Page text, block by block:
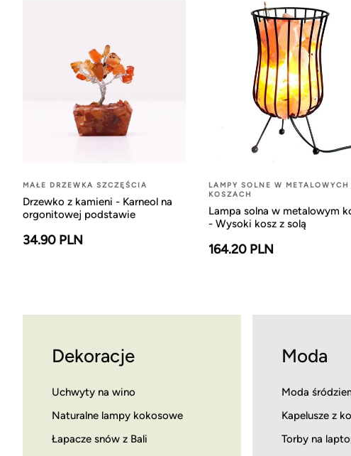
MAŁE DRZEWKA SZCZĘŚCIA
Drzewko z kamieni - Karneol na
orgonitowej podstawie
34.90 PLN
LAMPY SOLNE W METALOWYCH
KOSZACH
Lampa solna w metalowym
- Wysoki kosz z solą
164.20 PLN
Dekoracje
Uchwyty na wino
Naturalne lampy kokosowe
Łapacze snów z Bali
Moda
Moda
Kapelusze z
Torby na